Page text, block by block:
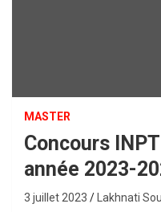
MASTER
Concours
année 2023-
3 juillet 2023 Lakhnati